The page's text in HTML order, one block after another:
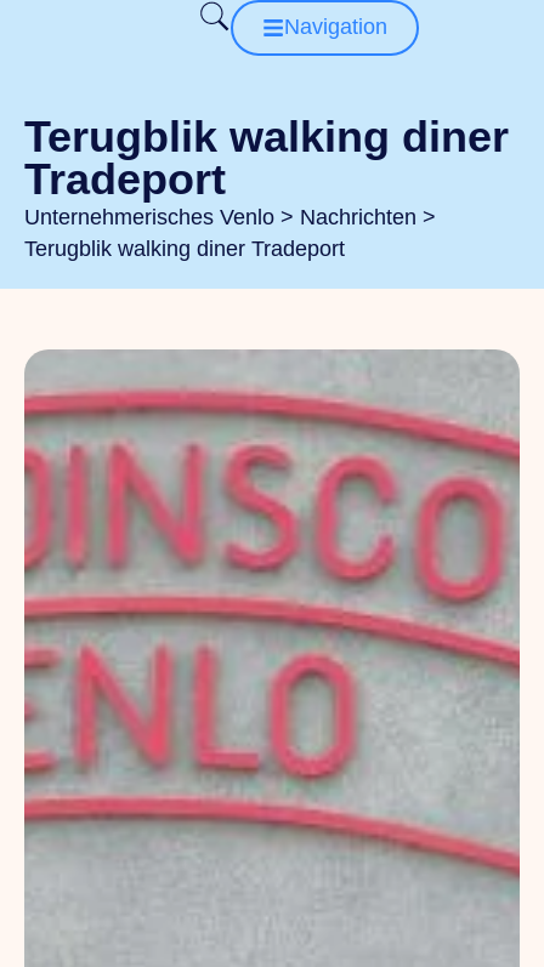
Navigation
Terugblik walking diner
Tradeport
Unternehmerisches Venlo > Nachrichten >
Terugblik walking diner Tradeport